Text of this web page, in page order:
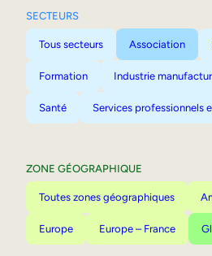
SECTEURS
Tous secteurs Association
Formation Industrie
Santé Services professionnels
ZONE GÉOGRAPHIQUE
Toutes zones géographiques
Europe Europe – France